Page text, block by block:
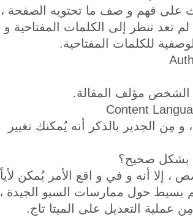
على فهم و صف ما تحتويه الصفحة ،
تعد تنظر إلى الكلمات المفتاحية و
للكلمات المفتاحية.
الشخص مؤلف المقالة.
الجدير بالذكر أنه يُمكنك تغيير
بشكل صحيح؟
إلا أنه و في و اقع الأمر يُمكن لأياً
بسيط حول ممارسات السيو الجيدة ،
عملية التعديل على الميتا تاج.